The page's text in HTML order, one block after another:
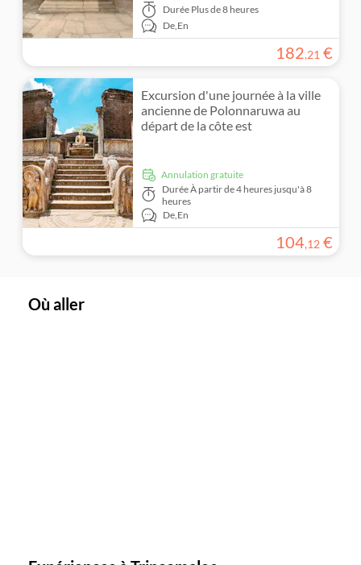
Durée Plus de 8 heures
De,En
182,21 €
Excursion d'une journée à la ville
ancienne de Polonnaruwa au
départ de la côte est
Annulation gratuite
DuréeÀ partir de 4 heures jusqu'à 8
heures
De,En
104,12 €
Où aller